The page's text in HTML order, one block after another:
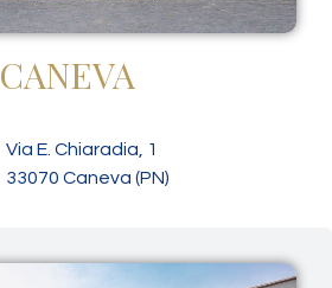
CANEVA
Via E. Chiaradia, 1
33070 Caneva (PN)